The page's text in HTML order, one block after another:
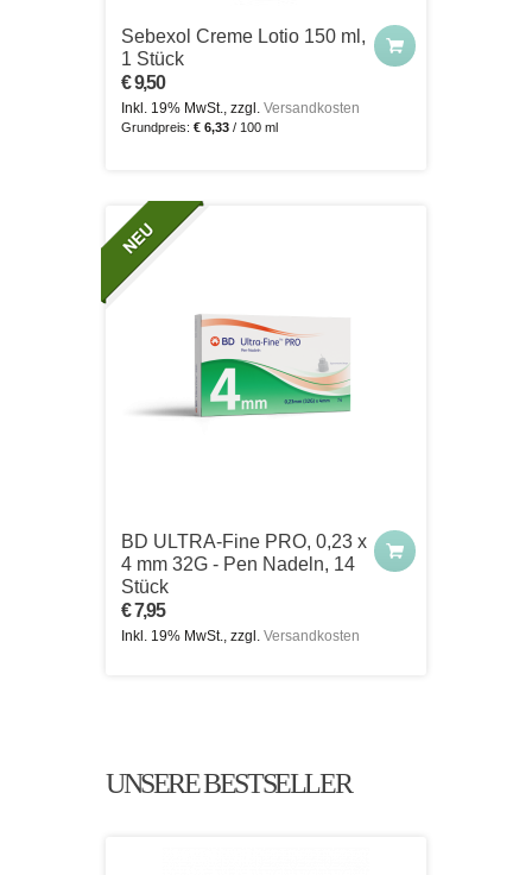
Sebexol Creme Lotio 150 ml,
1 Stück
€ 9,50
Inkl. 19% MwSt., zzgl. Versandkosten
Grundpreis: € 6,33 / 100 ml
BD ULTRA-Fine PRO, 0,23 x
4 mm 32G - Pen Nadeln, 14
Stück
€ 7,95
Inkl. 19% MwSt., zzgl. Versandkosten
UNSERE BESTSELLER